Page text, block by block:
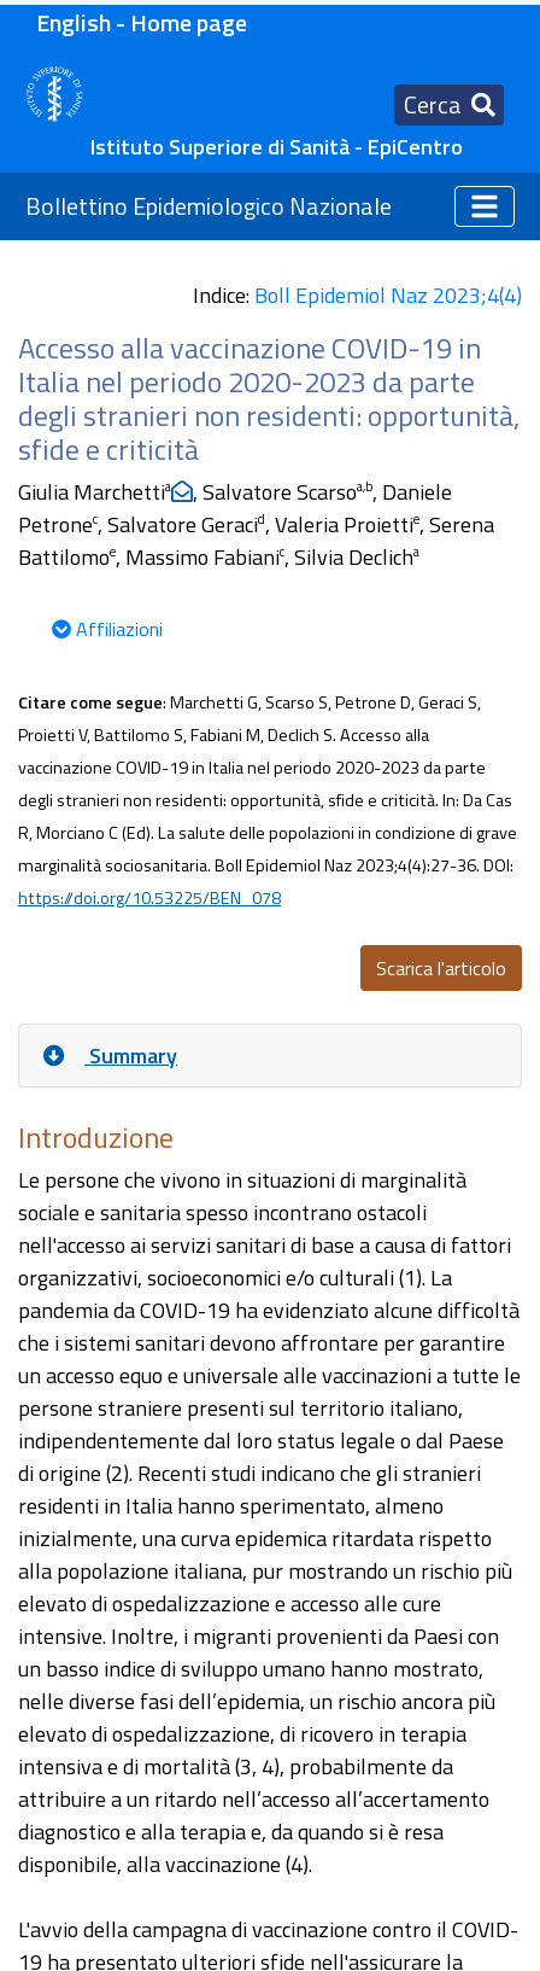
English - Home page
Cerca
Istituto Superiore di Sanità - EpiCentro
Bollettino Epidemiologico Nazionale
Indice:Boll Epidemiol Naz 2023;4(4)
Accesso alla vaccinazione COVID-19 in
Italia nel periodo 2020-2023 da parte
degli stranieri non residenti: opportunità,
sfide e criticità
Giulia Marchettia , Salvatore Scarsoa,b, Daniele
Petronec, Salvatore Geracid, Valeria Proiettie, Serena
Battilomoe, Massimo Fabianic, Silvia Declicha
Affiliazioni
Citare come segue: Marchetti G, Scarso S, Petrone D, Geraci S,
Proietti V, Battilomo S, Fabiani M, Declich S. Accesso alla
vaccinazione COVID-19 in Italia nel periodo 2020-2023 da parte
degli stranieri non residenti: opportunità, sfide e criticità. In: Da Cas
R, Morciano C (Ed). La salute delle popolazioni in condizione di grave
marginalità sociosanitaria. Boll Epidemiol Naz 2023;4(4):27-36. DOI:
https://doi.org/10.53225/BEN_078
Scarica l'articolo
Summary
Introduzione
Le persone che vivono in situazioni di marginalità
sociale e sanitaria spesso incontrano ostacoli
nell'accesso ai servizi sanitari di base a causa di fattori
organizzativi, socioeconomici e/o culturali (1). La
pandemia da COVID-19 ha evidenziato alcune difficoltà
che i sistemi sanitari devono affrontare per garantire
un accesso equo e universale alle vaccinazioni a tutte le
persone straniere presenti sul territorio italiano,
indipendentemente dal loro status legale o dal Paese
di origine (2). Recenti studi indicano che gli stranieri
residenti in Italia hanno sperimentato, almeno
inizialmente, una curva epidemica ritardata rispetto
alla popolazione italiana, pur mostrando un rischio più
elevato di ospedalizzazione e accesso alle cure
intensive. Inoltre, i migranti provenienti da Paesi con
un basso indice di sviluppo umano hanno mostrato,
nelle diverse fasi dell’epidemia, un rischio ancora più
elevato di ospedalizzazione, di ricovero in terapia
intensiva e di mortalità (3, 4), probabilmente da
attribuire a un ritardo nell’accesso all’accertamento
diagnostico e alla terapia e, da quando si è resa
disponibile, alla vaccinazione (4).
L'avvio della campagna di vaccinazione contro il COVID-
19 ha presentato ulteriori sfide nell'assicurare la